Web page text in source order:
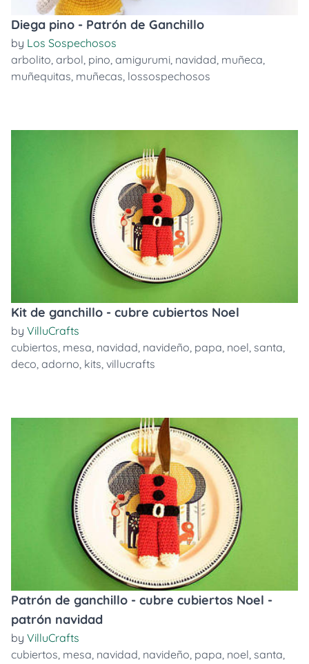
Diega pino - Patrón de Ganchillo
by Los Sospechosos
arbolito, arbol, pino, amigurumi, navidad, muñeca,
muñequitas, muñecas, lossospechosos
Kit de ganchillo - cubre cubiertos Noel
by VilluCrafts
cubiertos, mesa, navidad, navideño, papa, noel, santa,
deco, adorno, kits, villucrafts
Patrón de ganchillo - cubre cubiertos Noel -
patrón navidad
by VilluCrafts
cubiertos, mesa, navidad, navideño, papa, noel, santa,